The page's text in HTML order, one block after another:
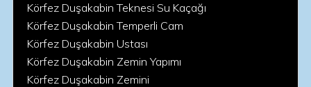
Körfez Duşakabin Teknesi Su Kaçağı
Körfez Duşakabin Temperli Cam
Körfez Duşakabin Ustası
Körfez Duşakabin Zemin Yapımı
Körfez Duşakabin Zemini